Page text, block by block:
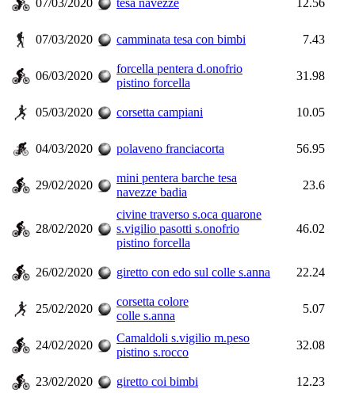
07/03/2020 tesa navezze 12.56
07/03/2020 camminata tesa con bimbi 7.43
06/03/2020
forcella pentera d.onofrio
pistino forcella
31.98
05/03/2020 corsetta campiani 10.05
04/03/2020 polaveno franciacorta 56.95
29/02/2020
mini pentera barche tesa
navezze badia
23.6
28/02/2020
civine traverso s.oca quarone
s.vigilio pasotti s.onofrio
pistino forcella
46.02
26/02/2020 giretto con edo sul colle s.anna 22.24
25/02/2020
corsetta colore
colle s.anna
5.07
24/02/2020
Camaldoli s.vigilio m.peso
pistino s.rocco
32.08
23/02/2020 giretto coi bimbi 12.23